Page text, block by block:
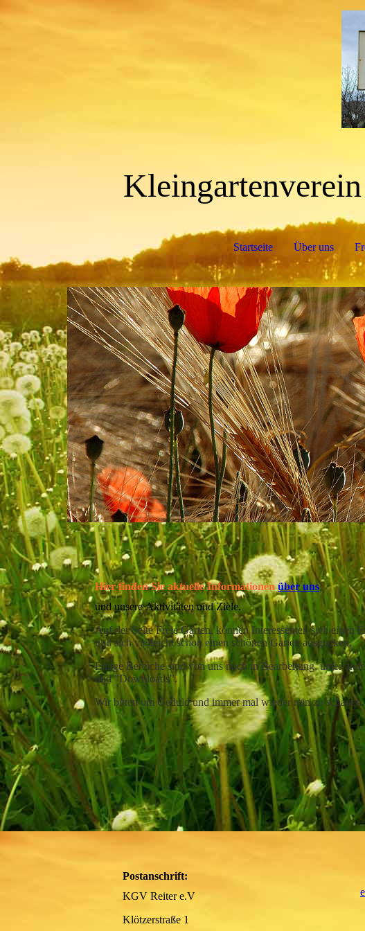
Startseite Über uns
Hier finden Sie aktuelle Informationen über uns
und unsereAktivitäten und Ziele.
Auf der Seite Freie Gärten, können Interessenten sich einen
und sich vielleicht schon einen schönen Garten ausgucken.
Einige Bereiche sind von uns noch in Bearbeitung, unter
und "Downloads".
Wir bitten um Geduld und immer mal wieder rein zu schauen.
Postanschrift:
KGV Reiter e.V
Klötzerstraße 1